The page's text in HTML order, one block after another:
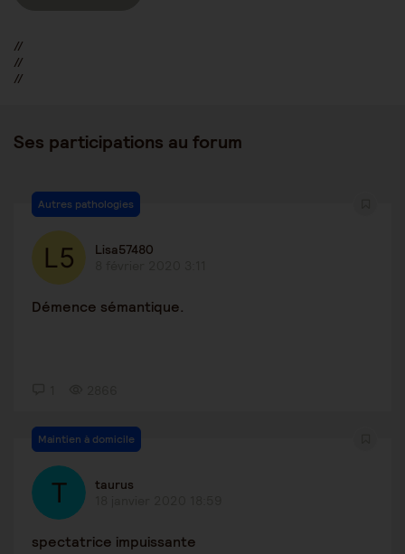
//
//
//
Ses participations au forum
Autres pathologies
Lisa57480
Démence sémantique.
Maintien à domicile
taurus
spectatrice impuissante